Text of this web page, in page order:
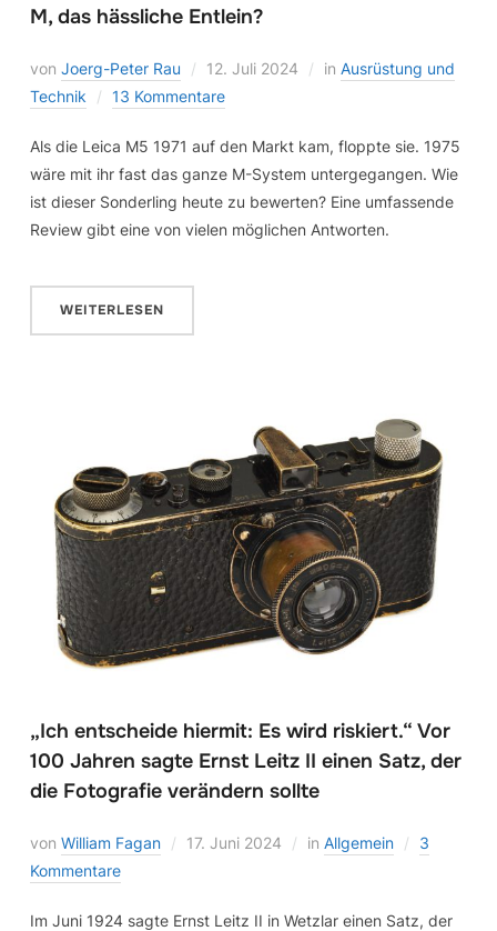
M, das hässliche Entlein?
von Joerg-Peter Rau 12. Juli 2024 in Ausrüstung und
Technik
13 Kommentare
Als die Leica M5 1971 auf den Markt kam, floppte sie. 1975
wäre mit ihr fast das ganze M-System untergegangen. Wie
ist dieser Sonderling heute zu bewerten? Eine umfassende
Review gibt eine von vielen möglichen Antworten.
WEITERLESEN
„Ich entscheide hiermit: Es wird riskiert.“ Vor
100 Jahren sagte Ernst Leitz II einen Satz, der
die Fotografie verändern sollte
von William Fagan 17. Juni 2024 in Allgemein
3
Kommentare
Im Juni 1924 sagte Ernst Leitz II in Wetzlar einen Satz, der